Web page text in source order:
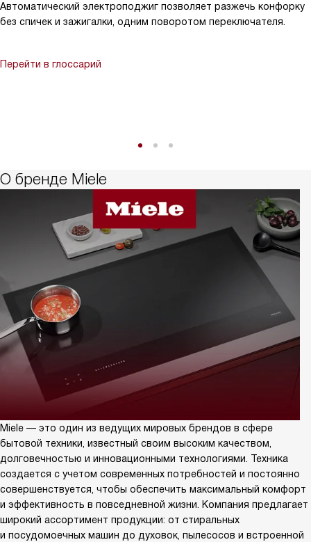
Автоматический электроподжиг позволяет разжечь конфорку
без спичек и зажигалки, одним поворотом переключателя.
Перейти в глоссарий
О бренде Miele
Miele — это один из ведущих мировых брендов в сфере
бытовой техники, известный своим высоким качеством,
долговечностью и инновационными технологиями. Техника
создается с учетом современных потребностей и постоянно
совершенствуется, чтобы обеспечить максимальный комфорт
и эффективность в повседневной жизни. Компания предлагает
широкий ассортимент продукции: от стиральных
и посудомоечных машин до духовок, пылесосов и встроенной